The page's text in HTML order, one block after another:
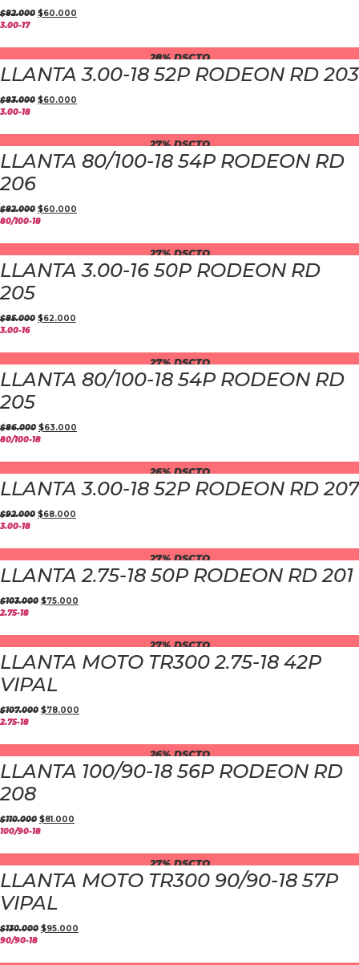
$82.000 $60.000
3.00-17
28% DSCTO
LLANTA 3.00-18 52P RODEON RD 203
$83.000 $60.000
3.00-18
27% DSCTO
LLANTA 80/100-18 54P RODEON RD
206
$82.000 $60.000
80/100-18
27% DSCTO
LLANTA 3.00-16 50P RODEON RD
205
$85.000 $62.000
3.00-16
27% DSCTO
LLANTA 80/100-18 54P RODEON RD
205
$86.000 $63.000
80/100-18
26% DSCTO
LLANTA 3.00-18 52P RODEON RD 207
$92.000 $68.000
3.00-18
27% DSCTO
LLANTA 2.75-18 50P RODEON RD 201
$103.000 $75.000
2.75-18
27% DSCTO
LLANTA MOTO TR300 2.75-18 42P
VIPAL
$107.000 $78.000
2.75-18
26% DSCTO
LLANTA 100/90-18 56P RODEON RD
208
$110.000 $81.000
100/90-18
27% DSCTO
LLANTA MOTO TR300 90/90-18 57P
VIPAL
$130.000 $95.000
90/90-18